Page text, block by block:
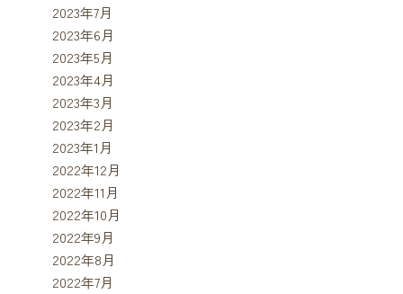
2023年7月
2023年6月
2023年5月
2023年4月
2023年3月
2023年2月
2023年1月
2022年12月
2022年11月
2022年10月
2022年9月
2022年8月
2022年7月